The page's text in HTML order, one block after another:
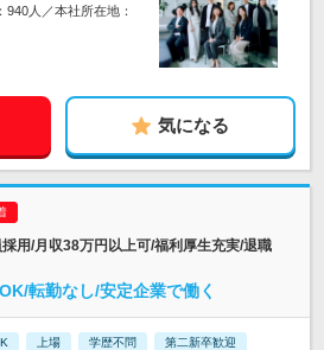
人／本社所在地：
気になる
用/月収38万円以上可/福利厚生充実/退職
転勤なし/安定企業で働く
上場 学歴不問 第二新卒歓迎